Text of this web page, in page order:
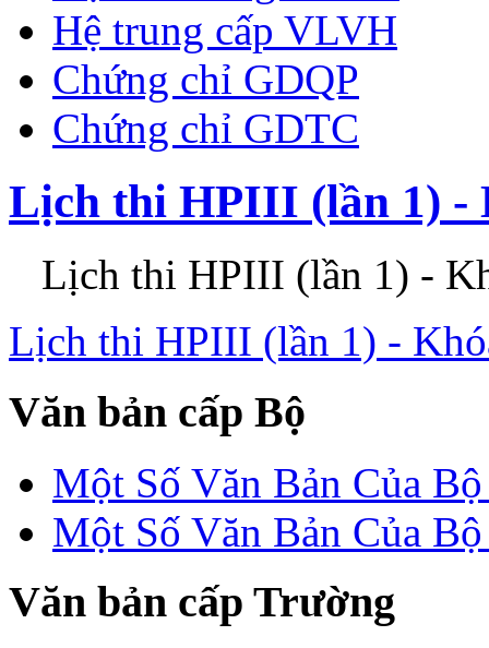
Hệ trung cấp VLVH
Chứng chỉ GDQP
Chứng chỉ GDTC
Lịch thi HPIII (lần 1) -
Lịch thi HPIII (lần 1) -
Lịch thi HPIII (lần 1) -
Văn bản cấp Bộ
Một Số Văn Bản Của
Một Số Văn Bản Của
Văn bản cấp Trường